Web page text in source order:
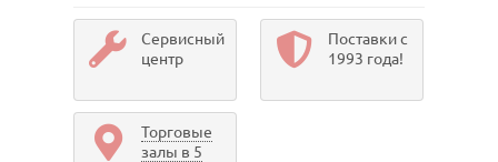
Сервисный
центр
Поставки с
1993 года!
Торговые
залы в 5